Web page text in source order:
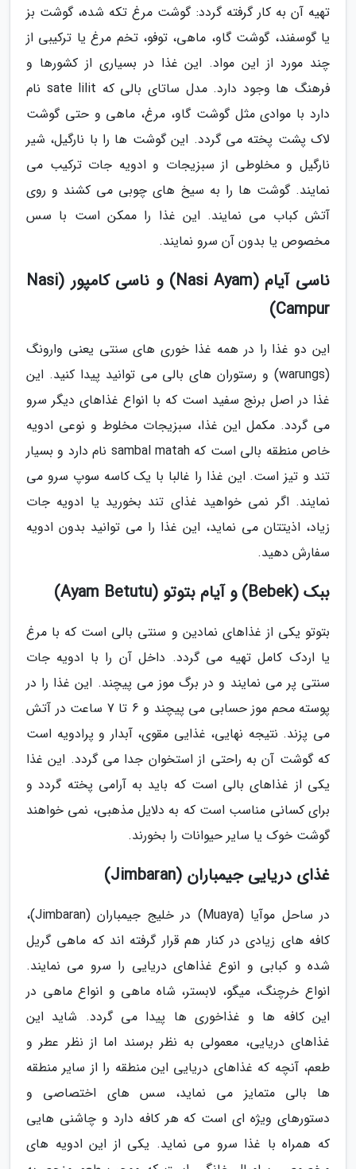
تهیه آن به کار گرفته گردد: گوشت مرغ تکه شده، گوشت بز
یا گوسفند، گوشت گاو، ماهی، توفو، تخم مرغ یا ترکیبی از
چند مورد از این مواد. این غذا در بسیاری از کشورها و
فرهنگ ها وجود دارد. مدل ساتای بالی که sate lilit نام
دارد با موادی مثل گوشت گاو، مرغ، ماهی و حتی گوشت
لاک پشت پخته می گردد. این گوشت ها را با نارگیل، شیر
نارگیل و مخلوطی از سبزیجات و ادویه جات ترکیب می
نمایند. گوشت ها را به سیخ های چوبی می کشند و روی
آتش کباب می نمایند. این غذا را ممکن است با سس
مخصوص یا بدون آن سرو نمایند.
ناسی آیام (Nasi Ayam) و ناسی کامپور (Nasi
Campur)
این دو غذا را در همه غذا خوری های سنتی یعنی وارونگ
(warungs) و رستوران های بالی می توانید پیدا کنید. این
غذا در اصل برنج سفید است که با انواع غذاهای دیگر سرو
می گردد. مکمل این غذا، سبزیجات مخلوط و نوعی ادویه
خاص منطقه بالی است که sambal matah نام دارد و بسیار
تند و تیز است. این غذا را غالبا با یک کاسه سوپ سرو می
نمایند. اگر نمی خواهید غذای تند بخورید یا ادویه جات
زیاد، اذیتتان می نماید، این غذا را می توانید بدون ادویه
سفارش دهید.
ببک (Bebek) و آیام بتوتو (Ayam Betutu)
بتوتو یکی از غذاهای نمادین و سنتی بالی است که با مرغ
یا اردک کامل تهیه می گردد. داخل آن را با ادویه جات
سنتی پر می نمایند و در برگ موز می پیچند. این غذا را در
پوسته محم موز حسابی می پیچند و 6 تا 7 ساعت در آتش
می پزند. نتیجه نهایی، غذایی مقوی، آبدار و پرادویه است
که گوشت آن به راحتی از استخوان جدا می گردد. این غذا
یکی از غذاهای بالی است که باید به آرامی پخته گردد و
برای کسانی مناسب است که به دلایل مذهبی، نمی خواهند
گوشت خوک یا سایر حیوانات را بخورند.
غذای دریایی جیمباران (Jimbaran)
در ساحل موآیا (Muaya) در خلیج جیمباران (Jimbaran)،
کافه های زیادی در کنار هم قرار گرفته اند که ماهی گریل
شده و کبابی و انوع غذاهای دریایی را سرو می نمایند.
انواع خرچنگ، میگو، لابستر، شاه ماهی و انواع ماهی در
این کافه ها و غذاخوری ها پیدا می گردد. شاید این
غذاهای دریایی، معمولی به نظر برسند اما از نظر عطر و
طعم، آنچه که غذاهای دریایی این منطقه را از سایر منطقه
ها بالی متمایز می نماید، سس های اختصاصی و
دستورهای ویژه ای است که هر کافه دارد و چاشنی هایی
که همراه با غذا سرو می نماید. یکی از این ادویه های